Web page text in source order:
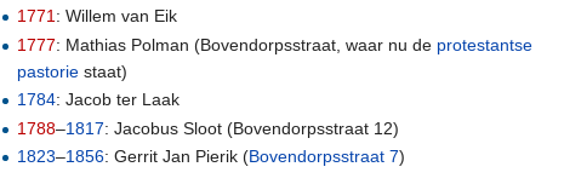
1771: Willem van Eik
1777: Mathias Polman (Bovendorpsstraat, waar nu de protestantse
pastorie staat)
1784: Jacob ter Laak
1788–1817: Jacobus Sloot (Bovendorpsstraat 12)
1823–1856: Gerrit Jan Pierik (Bovendorpsstraat 7)